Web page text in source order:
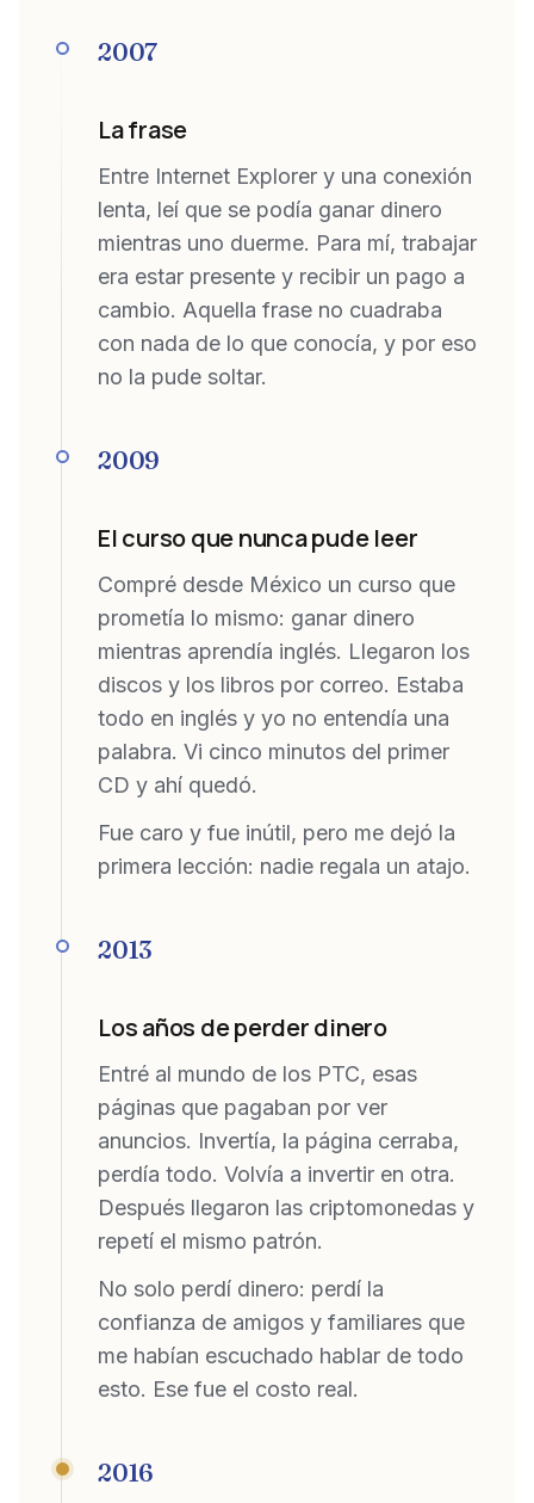
2007
La frase
Entre Internet Explorer y una conexión
lenta, leí que se podía ganar dinero
mientras uno duerme. Para mí, trabajar
era estar presente y recibir un pago a
cambio. Aquella frase no cuadraba
con nada de lo que conocía, y por eso
no la pude soltar.
2009
El curso que nunca pude leer
Compré desde México un curso que
prometía lo mismo: ganar dinero
mientras aprendía inglés. Llegaron los
discos y los libros por correo. Estaba
todo en inglés y yo no entendía una
palabra. Vi cinco minutos del primer
CD y ahí quedó.
Fue caro y fue inútil, pero me dejó la
primera lección: nadie regala un atajo.
2013
Los años de perder dinero
Entré al mundo de los PTC, esas
páginas que pagaban por ver
anuncios. Invertía, la página cerraba,
perdía todo. Volvía a invertir en otra.
Después llegaron las criptomonedas y
repetí el mismo patrón.
No solo perdí dinero: perdí la
confianza de amigos y familiares que
me habían escuchado hablar de todo
esto. Ese fue el costo real.
2016